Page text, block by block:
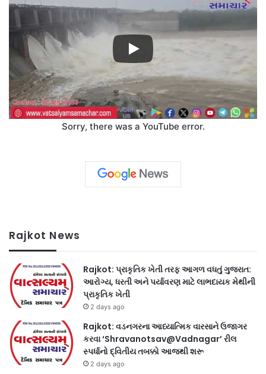
Sorry, there was a YouTube error.
Rajkot News
Rajkot: પ્રાકૃતિક ખેતી તરફ આગળ વધતું ગુજરાત:
આરોગ્ય, ધરતી અને પર્યાવરણ માટે લાભદાયક મેથીની
પ્રાકૃતિક ખેતી
2 days ago
Rajkot: વડનગરના આધ્યાત્મિક વારસાને ઉજાગર
કરવા ‘Shravanotsav@Vadnagar’ રીલ
સ્પર્ધાનો દ્વિતીય તબક્કો આજથી શરૂ
2 days ago